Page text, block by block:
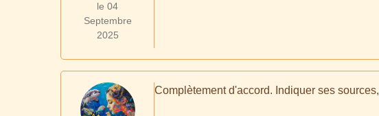
le 04
Septembre
2025
Complètement d'accord. Indiquer ses